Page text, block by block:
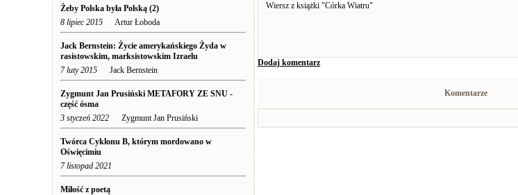
Żeby Polska była Polską (2)
8 lipiec 2015 Artur Łoboda
Jack Bernstein: Życie amerykańskiego Żyda w
rasistowskim, marksistowskim Izraelu
7 luty 2015 Jack Bernstein
Zygmunt Jan Prusiński METAFORY ZE SNU -
część ósma
3 styczeń 2022 Zygmunt Jan Prusiński
Twórca Cyklonu B, którym mordowano w
Oświęcimiu
7 listopad 2021
Miłość z poetą
Wiersz z książki "Córka Wiatru"
Dodaj komentarz
Komentarze